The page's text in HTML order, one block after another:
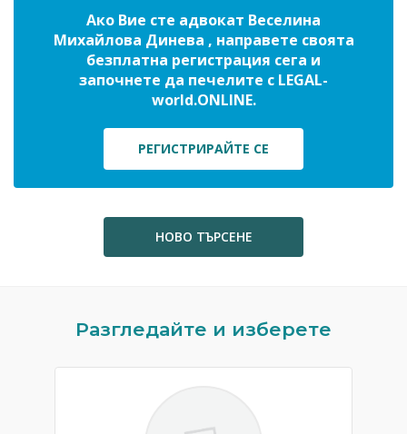
Ако Вие сте адвокат Веселина
Михайлова Динева , направете своята
безплатна регистрация сега и
започнете да печелите с LEGAL-
world.ONLINE.
РЕГИСТРИРАЙТЕ СЕ
НОВО ТЪРСЕНЕ
Разгледайте и изберете